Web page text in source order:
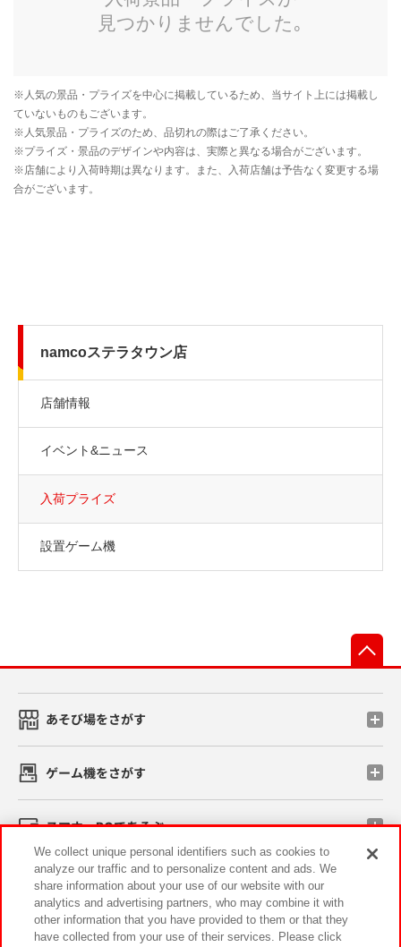
namcoステラタウン店
店舗情報
イベント&ニュース
入荷プライズ
設置ゲーム機
あそび場をさがす
ゲーム機をさがす
スマホ・PCであそぶ
イベント・キャンペーン
We collect unique personal identifiers such as cookies to
analyze our traffic and to personalize content and ads. We
share information about your use of our website with our
analytics and advertising partners, who may combine it with
other information that you have provided to them or that they
have collected from your use of their services. Please click